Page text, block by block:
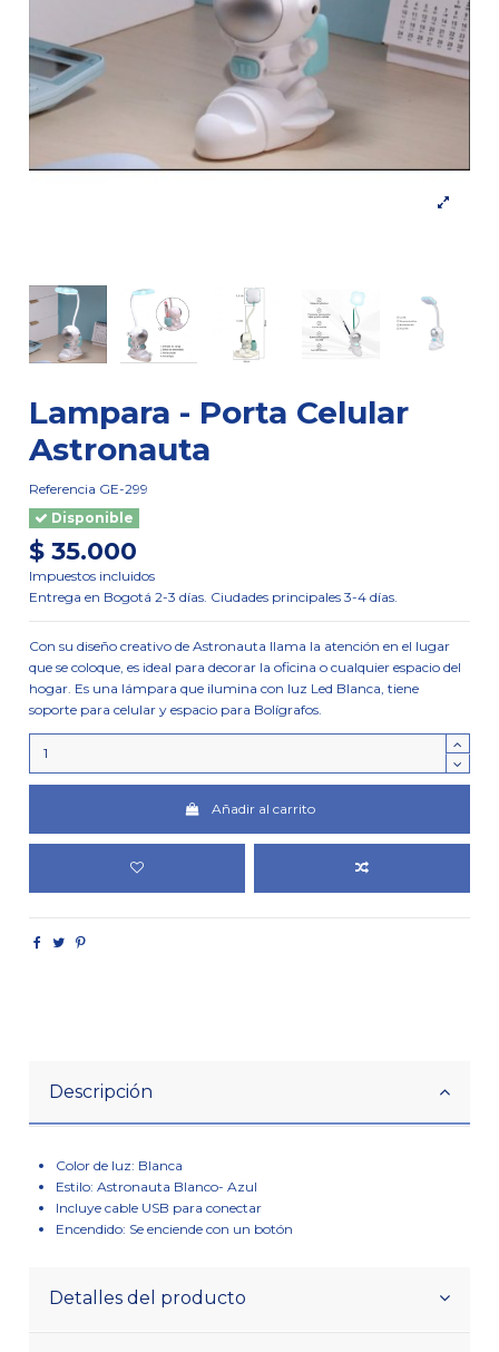
Lampara - Porta Celular
Astronauta
Referencia GE-299
Disponible
$ 35.000
Impuestos incluidos
Entrega en Bogotá 2-3 días. Ciudades principales 3-4 días.
Con su diseño creativo de Astronauta llama la atención en el lugar
que se coloque, es ideal para decorar la oficina o cualquier espacio del
hogar. Es una lámpara que ilumina con luz Led Blanca, tiene
soporte para celular y espacio para Bolígrafos.
Añadir al carrito
Descripción
Color de luz: Blanca
Estilo: Astronauta Blanco- Azul
Incluye cable USB para conectar
Encendido: Se enciende con un botón
Detalles del producto